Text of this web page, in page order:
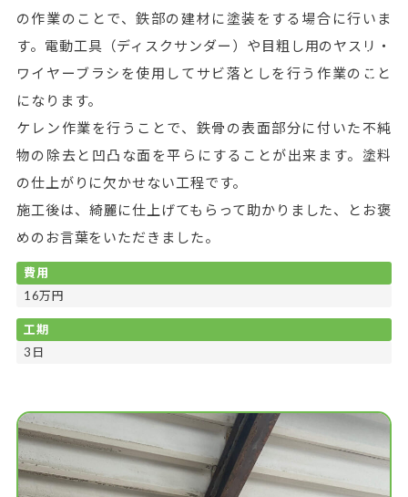
の作業のことで、鉄部の建材に塗装をする場合に行いま
す。電動工具（ディスクサンダー）や目粗し用のヤスリ・
ワイヤーブラシを使用してサビ落としを行う作業のこと
になります。
ケレン作業を行うことで、鉄骨の表面部分に付いた不純
物の除去と凹凸な面を平らにすることが出来ます。塗料
の仕上がりに欠かせない工程です。
施工後は、綺麗に仕上げてもらって助かりました、とお褒
めのお言葉をいただきました。
費用
16万円
工期
3日